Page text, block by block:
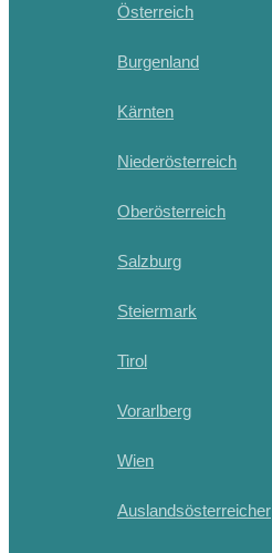
Österreich
Burgenland
Kärnten
Niederösterreich
Oberösterreich
Salzburg
Steiermark
Tirol
Vorarlberg
Wien
Auslandsösterreicher